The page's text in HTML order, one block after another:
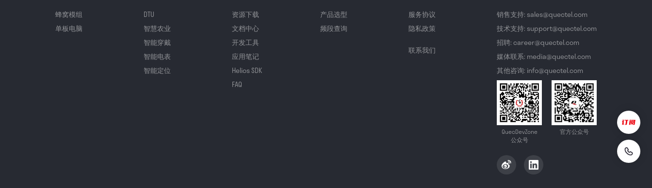
蜂窝模组
单板电脑
DTU
智慧农业
智能穿戴
智能电表
智能定位
资源下载
文档中心
开发工具
应用笔记
Helios SDK
FAQ
产品选型
频段查询
服务协议
隐私政策
联系我们
销售支持: sales@quectel.com
技术支持: support@quectel.com
招聘: career@quectel.com
媒体联系: media@quectel.com
其他咨询: info@quectel.com
QuecDevZone
公众号
官方公众号